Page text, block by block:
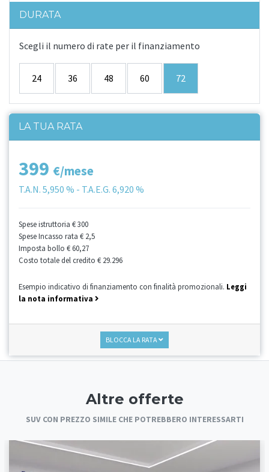
DURATA
Scegli il numero di rate per il finanziamento
24 36 48 60 72
LA TUA RATA
399 €/mese
T.A.N. 5,950 % - T.A.E.G. 6,920 %
Spese istruttoria € 300
Spese Incasso rata € 2,5
Imposta bollo € 60,27
Costo totale del credito € 29.296
Esempio indicativo di finanziamento con finalità promozionali. Leggi
la nota informativa
BLOCCA LA RATA
Altre offerte
SUV CON PREZZO SIMILE CHE POTREBBERO INTERESSARTI